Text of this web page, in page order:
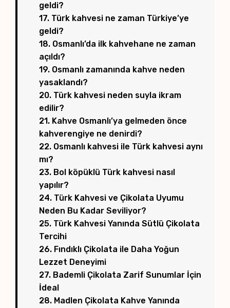
geldi?
17. Türk kahvesi ne zaman Türkiye’ye
geldi?
18. Osmanlı’da ilk kahvehane ne zaman
açıldı?
19. Osmanlı zamanında kahve neden
yasaklandı?
20. Türk kahvesi neden suyla ikram
edilir?
21. Kahve Osmanlı’ya gelmeden önce
kahverengiye ne denirdi?
22. Osmanlı kahvesi ile Türk kahvesi aynı
mı?
23. Bol köpüklü Türk kahvesi nasıl
yapılır?
24. Türk Kahvesi ve Çikolata Uyumu
Neden Bu Kadar Seviliyor?
25. Türk Kahvesi Yanında Sütlü Çikolata
Tercihi
26. Fındıklı Çikolata ile Daha Yoğun
Lezzet Deneyimi
27. Bademli Çikolata Zarif Sunumlar İçin
İdeal
28. Madlen Çikolata Kahve Yanında